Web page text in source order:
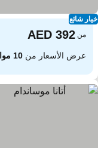
شائع
من
عرض الأسعار من10 مواقع